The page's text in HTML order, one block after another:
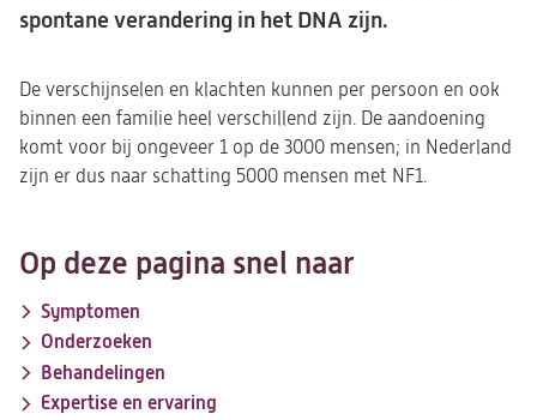
spontane verandering in het DNA zijn.
De verschijnselen en klachten kunnen per persoon en ook
binnen een familie heel verschillend zijn. De aandoening
komt voor bij ongeveer 1 op de 3000 mensen; in Nederland
zijn er dus naar schatting 5000 mensen met NF1.
Op deze pagina snel naar
Symptomen
Onderzoeken
Behandelingen
Expertise en ervaring